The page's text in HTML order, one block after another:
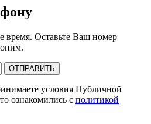
время. Оставьте Ваш номер
условия Публичной
ознакомились с политикой